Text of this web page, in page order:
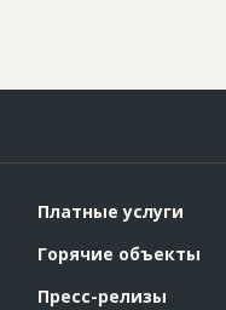
Платные услуги
Горячие объекты
Пресс-релизы